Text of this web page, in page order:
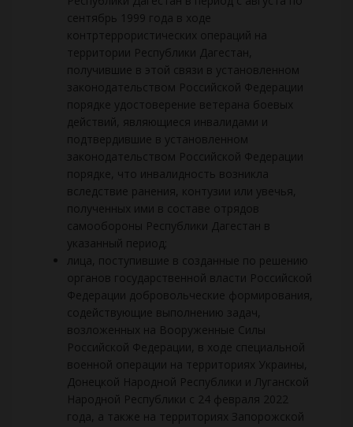
сентябрь 1999 года в ходе
контртеррористических операций на
территории Республики Дагестан,
получившие в этой связи в установленном
законодательством Российской Федерации
порядке удостоверение ветерана боевых
действий, являющиеся инвалидами и
подтвердившие в установленном
законодательством Российской Федерации
порядке, что инвалидность возникла
вследствие ранения, контузии или увечья,
полученных ими в составе отрядов
самообороны Республики Дагестан в
указанный период;
лица, поступившие в созданные по решению
органов государственной власти Российской
Федерации добровольческие формирования,
содействующие выполнению задач,
возложенных на Вооруженные Силы
Российской Федерации, в ходе специальной
военной операции на территориях Украины,
Донецкой Народной Республики и Луганской
Народной Республики с 24 февраля 2022
года, а также на территориях Запорожской